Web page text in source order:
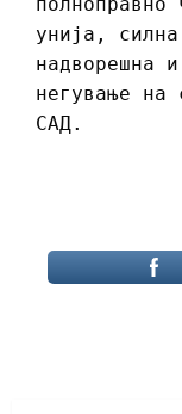
полноправно
унија,
надворешна
негување на
САД.